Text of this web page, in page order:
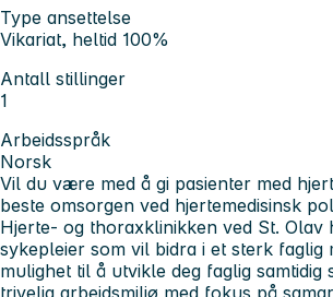
Type ansettelse
Vikariat, heltid 100%
Antall stillinger
1
Arbeidsspråk
Norsk
Vil du være med å gi pasienter med
beste omsorgen ved hjertemedisinsk
Hjerte- og thoraxklinikken ved St. Olav
sykepleier som vil bidra i et sterk faglig
mulighet til å utvikle deg faglig samtidig
trivelig arbeidsmiljø med fokus på